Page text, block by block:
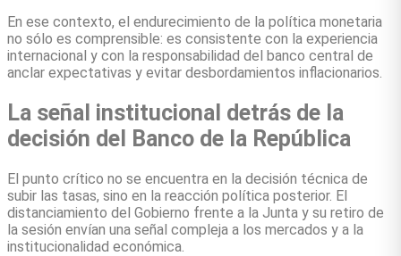
En ese contexto, el endurecimiento de la política monetaria
no sólo es comprensible: es consistente con la experiencia
internacional y con la responsabilidad del banco central de
anclar expectativas y evitar desbordamientos inflacionarios.
La señal institucional detrás de la
decisión del Banco de la República
El punto crítico no se encuentra en la decisión técnica de
subir las tasas, sino en la reacción política posterior. El
distanciamiento del Gobierno frente a la Junta y su retiro de
la sesión envían una señal compleja a los mercados y a la
institucionalidad económica.